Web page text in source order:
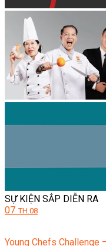
SỰ KIỆN SẮP DIỄN RA
07 TH.08
Young Chefs Challenge